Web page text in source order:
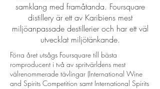
samklang med framåtanda. Foursquare
distillery är ett av Karibiens mest
miljöanpassade destillerier och har ett väl
utvecklat miljötänkande.
Förra året utsågs Foursquare till bästa
romproducent i två av spritvärldens mest
välrenommerade tävlingar (International Wine
and Spirits Competition samt International Spirits